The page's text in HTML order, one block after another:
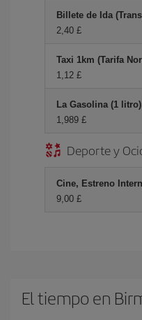
Billete de Ida
2,40 £
Taxi 1km (Tarifa
1,12 £
La Gasolina (1 litro)
1,989 £
Deporte y
Cine, Estreno
9,00 £
El tiempo en